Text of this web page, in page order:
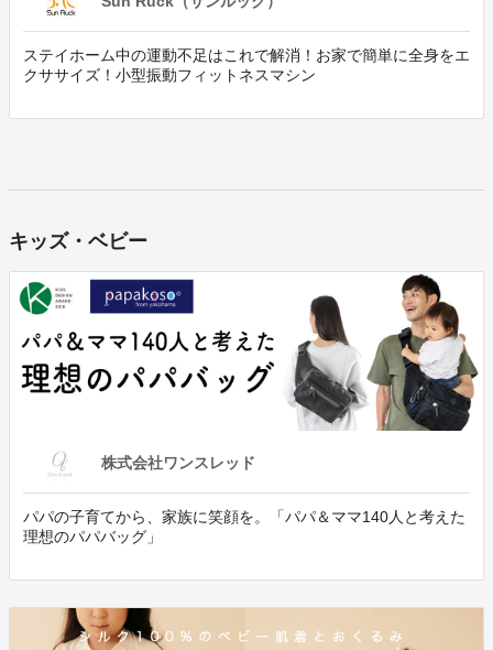
ステイホーム中の運動不足はこれで解消！お家で簡単に全身をエ
クササイズ！小型振動フィットネスマシン
キッズ・ベビー
株式会社ワンスレッド
パパの子育てから、家族に笑顔を。「パパ＆ママ140人と考えた
理想のパパバッグ」